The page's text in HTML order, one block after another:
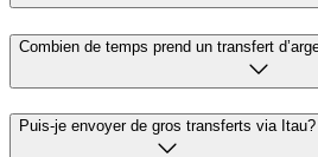
Combien de temps prend un transfert
Puis-je envoyer de gros transferts via Itau?